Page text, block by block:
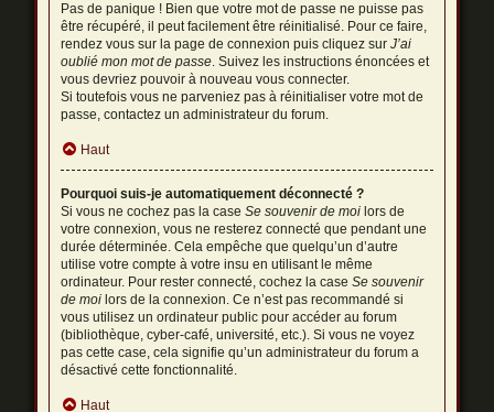
Pas de panique ! Bien que votre mot de passe ne puisse pas
être récupéré, il peut facilement être réinitialisé. Pour ce faire,
rendez vous sur la page de connexion puis cliquez surJ’ai
oublié mon mot de passe. Suivez les instructions énoncées et
vous devriez pouvoir à nouveau vous connecter.
Si toutefois vous ne parveniez pas à réinitialiser votre mot de
passe, contactez un administrateur du forum.
Haut
Pourquoi suis-je automatiquement déconnecté ?
Si vous ne cochez pas la caseSe souvenir de moi lors de
votre connexion, vous ne resterez connecté que pendant une
durée déterminée. Cela empêche que quelqu’un d’autre
utilise votre compte à votre insu en utilisant le même
ordinateur. Pour rester connecté, cochez la caseSe souvenir
de moi lors de la connexion. Ce n’est pas recommandé si
vous utilisez un ordinateur public pour accéder au forum
(bibliothèque, cyber-café, université, etc.). Si vous ne voyez
pas cette case, cela signifie qu’un administrateur du forum a
désactivé cette fonctionnalité.
Haut